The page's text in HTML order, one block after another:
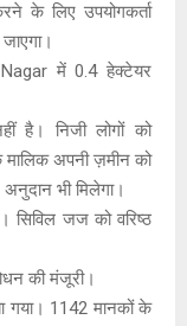
के लिए उपयोगकर्ता
में 0.4 हेक्टेयर
है। निजी लोगों को
मालिक अपनी ज़मीन को
भी मिलेगा।
सिविल जज को वरिष्ठ
की मंजूरी।
गया। 1142 मानकों के